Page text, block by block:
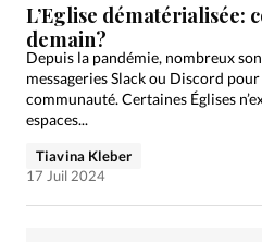
L’Eglise dématérialisée:
demain?
Depuis la pandémie, nombreux
messageries Slack ou Discord
communauté. Certaines Églises
espaces...
Tiavina Kleber
17 Juil 2024